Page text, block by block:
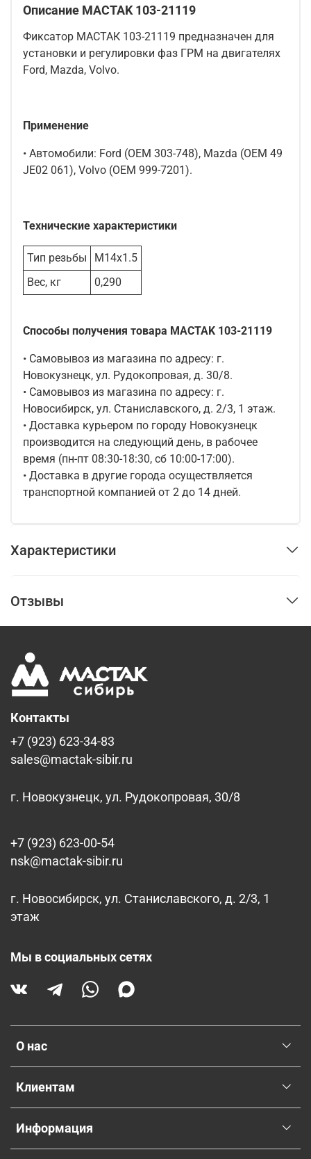
Описание MACTAK 103-21119
Фиксатор МАСТАК 103-21119 предназначен для
установки и регулировки фаз ГРМ на двигателях
Ford, Mazda, Volvo.
Применение
• Автомобили: Ford (OEM 303-748), Mazda (OEM 49
JE02 061), Volvo (OEM 999-7201).
Технические характеристики
Тип резьбы
M14x1.5
Вес, кг
0,290
Способы получения товара MACTAK 103-21119
• Самовывоз из магазина по адресу: г.
Новокузнецк, ул. Рудокопровая, д. 30/8.
• Самовывоз из магазина по адресу: г.
Новосибирск, ул. Станиславского, д. 2/3, 1 этаж.
• Доставка курьером по городу Новокузнецк
производится на следующий день, в рабочее
время (пн-пт 08:30-18:30, сб 10:00-17:00).
• Доставка в другие города осуществляется
транспортной компанией от 2 до 14 дней.
Характеристики
Отзывы
О нас
Клиентам
Информация
Контакты
+7 (923) 623-34-83
sales@mactak-sibir.ru
г. Новокузнецк, ул. Рудокопровая, 30/8
+7 (923) 623-00-54
nsk@mactak-sibir.ru
г. Новосибирск, ул. Станиславского, д. 2/3, 1
этаж
Мы в социальных сетях